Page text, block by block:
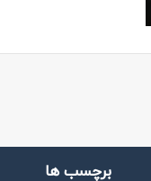
برچسب ها